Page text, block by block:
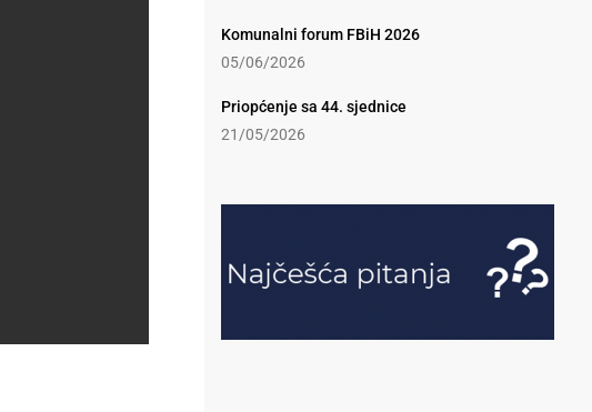
Komunalni forum FBiH 2026
05/06/2026
Priopćenje sa 44. sjednice
21/05/2026